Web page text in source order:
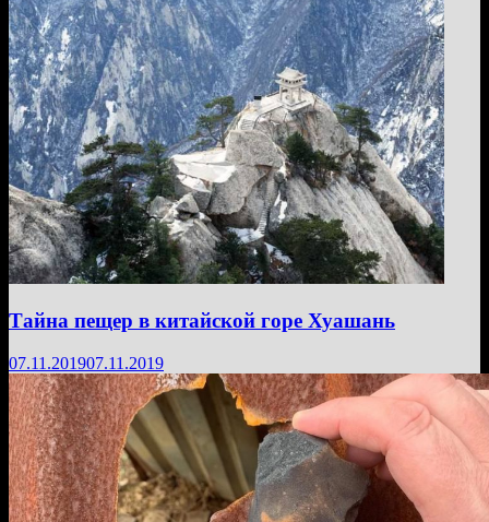
Тайна пещер в китайской горе Хуашань
07.11.201907.11.2019